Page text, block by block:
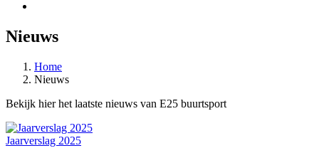
Nieuws
Home
Nieuws
Bekijk hier het laatste nieuws van E25 buurtsport
Jaarverslag 2025